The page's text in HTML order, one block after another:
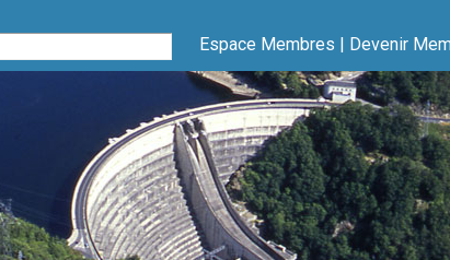
Espace Membres | Devenir